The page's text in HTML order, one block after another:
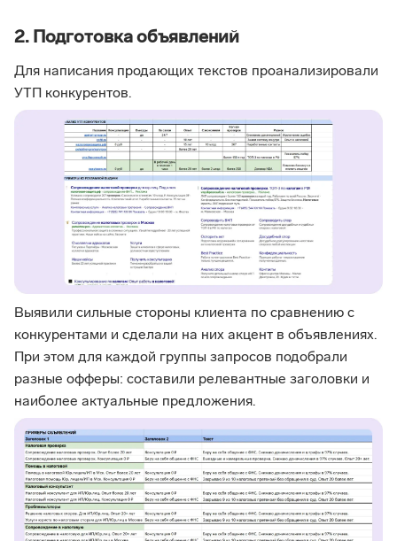
2. Подготовка объявлений
Для написания продающих текстов проанализировали
УТП конкурентов.
Выявили сильные стороны клиента по сравнению с
конкурентами и сделали на них акцент в объявлениях.
При этом для каждой группы запросов подобрали
разные офферы: составили релевантные заголовки и
наиболее актуальные предложения.